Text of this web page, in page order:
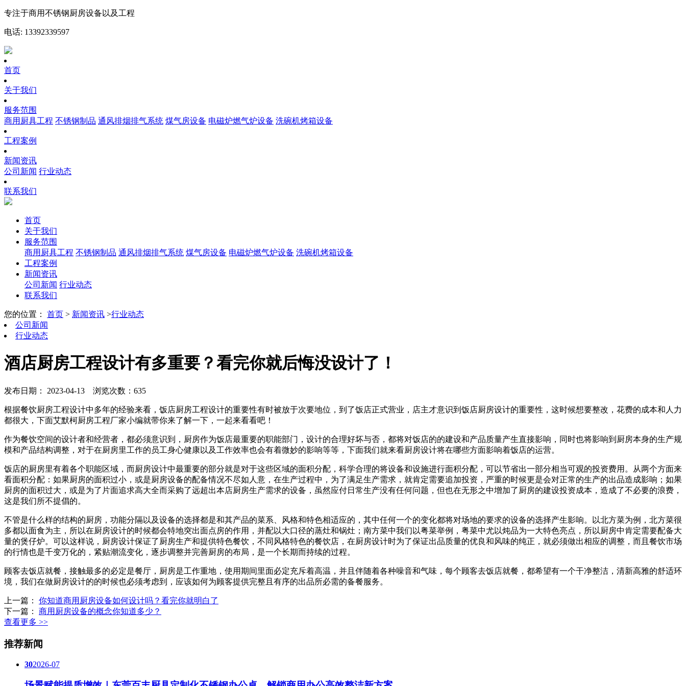
专注于商用不锈钢厨房设备以及工程
电话: 13392339597
首页
关于我们
服务范围
商用厨具工程 不锈钢制品 通风排烟排气系统 煤气房设备 电磁炉燃气炉设备 洗碗机烤箱设备
工程案例
新闻资讯
公司新闻 行业动态
联系我们
首页
关于我们
服务范围
商用厨具工程 不锈钢制品 通风排烟排气系统 煤气房设备 电磁炉燃气炉设备 洗碗机烤箱设备
工程案例
新闻资讯
公司新闻 行业动态
联系我们
您的位置： 首页 > 新闻资讯 >行业动态
公司新闻
行业动态
酒店厨房工程设计有多重要？看完你就后悔没设计了！
发布日期： 2023-04-13 浏览次数：635
根据餐饮厨房工程设计中多年的经验来看，饭店厨房工程设计的重要性有时被放于次要地位，到了饭店正式营业，店主才意识到饭店厨房设计的重要性，这时候想要整改，花费的成本和人力
都很大，下面艾默柯厨房工程厂家小编就带你来了解一下，一起来看看吧！
作为餐饮空间的设计者和经营者，都必须意识到，厨房作为饭店最重要的职能部门，设计的合理好坏与否，都将对饭店的的建设和产品质量产生直接影响，同时也将影响到厨房本身的生产规
模和产品结构调整，对于在厨房里工作的员工身心健康以及工作效率也会有着微妙的影响等等，下面我们就来看厨房设计将在哪些方面影响着饭店的运营。
饭店的厨房里有着各个职能区域，而厨房设计中最重要的部分就是对于这些区域的面积分配，科学合理的将设备和设施进行面积分配，可以节省出一部分相当可观的投资费用。从两个方面来
看面积分配：如果厨房的面积过小，或是厨房设备的配备情况不尽如人意，在生产过程中，为了满足生产需求，就肯定需要追加投资，严重的时候更是会对正常的生产的出品造成影响；如果
厨房的面积过大，或是为了片面追求高大全而采购了远超出本店厨房生产需求的设备，虽然应付日常生产没有任何问题，但也在无形之中增加了厨房的建设投资成本，造成了不必要的浪费，
这是我们所不提倡的。
不管是什么样的结构的厨房，功能分隔以及设备的选择都是和其产品的菜系、风格和特色相适应的，其中任何一个的变化都将对场地的要求的设备的选择产生影响。以北方菜为例，北方菜很
多都以面食为主，所以在厨房设计的时候都会特地突出面点房的作用，并配以大口径的蒸灶和锅灶；南方菜中我们以粤菜举例，粤菜中尤以炖品为一大特色亮点，所以厨房中肯定需要配备大
量的煲仔炉。可以这样说，厨房设计保证了厨房生产和提供特色餐饮，不同风格特色的餐饮店，在厨房设计时为了保证出品质量的优良和风味的纯正，就必须做出相应的调整，而且餐饮市场
的行情也是千变万化的，紧贴潮流变化，逐步调整并完善厨房的布局，是一个长期而持续的过程。
顾客去饭店就餐，接触最多的必定是餐厅，厨房是工作重地，使用期间里面必定充斥着高温，并且伴随着各种噪音和气味，每个顾客去饭店就餐，都希望有一个干净整洁，清新高雅的舒适环
境，我们在做厨房设计的的时候也必须考虑到，应该如何为顾客提供完整且有序的出品所必需的备餐服务。
上一篇： 你知道商用厨房设备如何设计吗？看完你就明白了
下一篇： 商用厨房设备的概念你知道多少？
查看更多 >>
推荐新闻
302026-07